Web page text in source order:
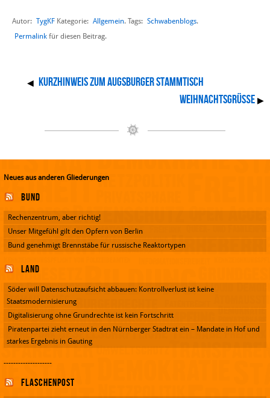
Autor: TygKF Kategorie: Allgemein. Tags: Schwabenblogs.
Permalink für diesen Beitrag.
◀ Kurzhinweis zum Augsburger Stammtisch
Weihnachtsgrüße ▶
Neues aus anderen Gliederungen
Bund
Rechenzentrum, aber richtig!
Unser Mitgefühl gilt den Opfern von Berlin
Bund genehmigt Brennstäbe für russische Reaktortypen
Land
Söder will Datenschutzaufsicht abbauen: Kontrollverlust ist keine
Staatsmodernisierung
Digitalisierung ohne Grundrechte ist kein Fortschritt
Piratenpartei zieht erneut in den Nürnberger Stadtrat ein – Mandate in Hof und
starkes Ergebnis in Gauting
--------------------
Flaschenpost